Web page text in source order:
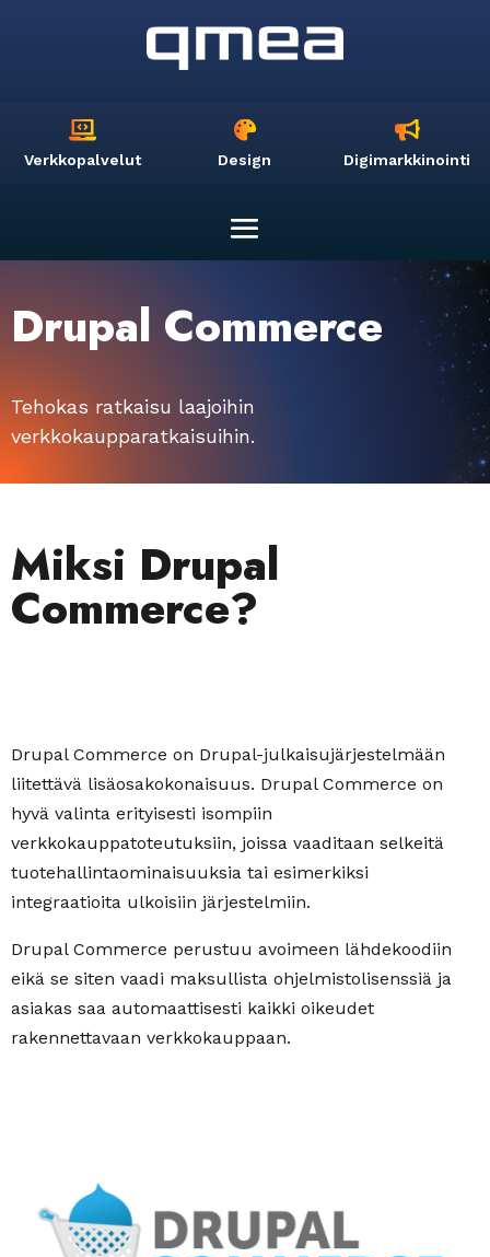

Verkkopalvelut

Design

Digimarkkinointi
Drupal Commerce
Tehokas ratkaisu laajoihin
verkkokaupparatkaisuihin.
Miksi Drupal
Commerce?
Drupal Commerce on Drupal-julkaisujärjestelmään
liitettävä lisäosakokonaisuus. Drupal Commerce on
hyvä valinta erityisesti isompiin
verkkokauppatoteutuksiin, joissa vaaditaan selkeitä
tuotehallintaominaisuuksia tai esimerkiksi
integraatioita ulkoisiin järjestelmiin.
Drupal Commerce perustuu avoimeen lähdekoodiin
eikä se siten vaadi maksullista ohjelmistolisenssiä ja
asiakas saa automaattisesti kaikki oikeudet
rakennettavaan verkkokauppaan.